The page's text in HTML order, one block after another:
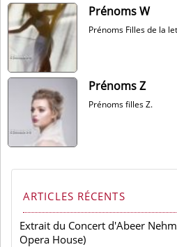
Prénoms W
Prénoms Filles de la
Prénoms Z
Prénoms filles Z.
ARTICLES RÉCENTS
Extrait du Concert d'Abeer
Opera House)